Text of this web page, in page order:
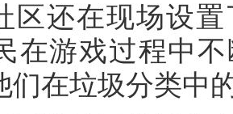
区还在现场设
在游戏过程中
们在垃圾分类中